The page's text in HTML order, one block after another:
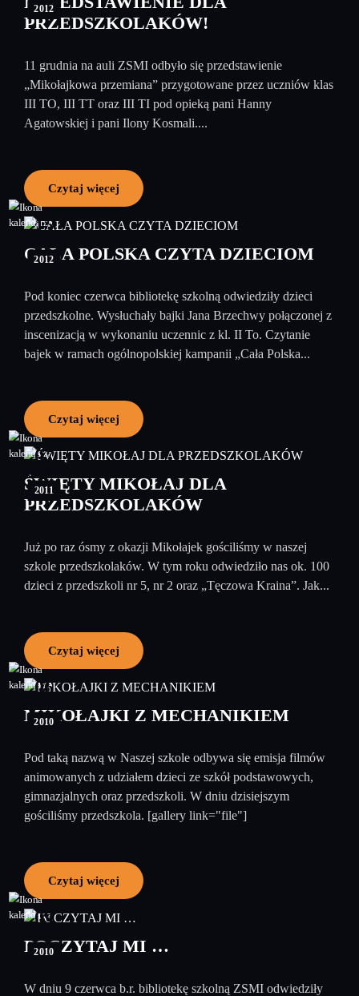
2012
PRZEDSZKOLAKÓW!
11 grudnia na auli ZSMI odbyło się przedstawienie
„Mikołajkowa przemiana” przygotowane przez uczniów klas
III TO, III TT oraz III TI pod opieką pani Hanny
Agatowskiej i pani Ilony Kosmali....
Czytaj więcej
15
2012
CAŁA POLSKA CZYTA DZIECIOM
Pod koniec czerwca bibliotekę szkolną odwiedziły dzieci
przedszkolne. Wysłuchały bajki Jana Brzechwy połączonej z
inscenizacją w wykonaniu uczennic z kl. II To. Czytanie
bajek w ramach ogólnopolskiej kampanii „Cała Polska...
Czytaj więcej
07
2011
ŚWIĘTY MIKOŁAJ DLA
PRZEDSZKOLAKÓW
Już po raz ósmy z okazji Mikołajek gościliśmy w naszej
szkole przedszkolaków. W tym roku odwiedziło nas ok. 100
dzieci z przedszkoli nr 5, nr 2 oraz „Tęczowa Kraina”. Jak...
Czytaj więcej
06
2010
MIKOŁAJKI Z MECHANIKIEM
Pod taką nazwą w Naszej szkole odbywa się emisja filmów
animowanych z udziałem dzieci ze szkół podstawowych,
gimnazjalnych oraz przedszkoli. W dniu dzisiejszym
gościliśmy przedszkola. [gallery link="file"]
Czytaj więcej
09
2010
POCZYTAJ MI …
W dniu 9 czerwca b.r. bibliotekę szkolną ZSMI odwiedziły